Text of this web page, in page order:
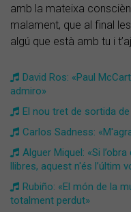
amb la mateixa
malament, que al final
algú que està amb tu i
David Ros: «Paul
admiro»
El nou tret de sortida de
Carlos Sadness:
Alguer Miquel: «Si
llibres, aquest n'és l’últim
​Rubiño: «El món de la
totalment perdut»